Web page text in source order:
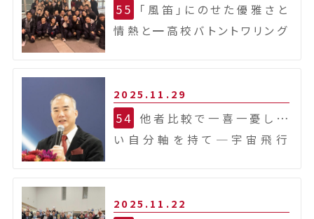
55
｢風笛｣にのせた優雅さと
情熱と━高校バトントワリング
2025.11.29
54 他者比較で一喜一憂しな
い自分軸を持て ─宇宙飛行
2025.11.22